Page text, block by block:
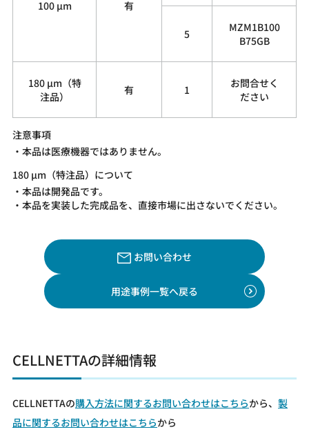
100 µm 有
5
MZM1B100
B75GB
180 µm（特
注品）
有 1
お問合せく
ださい
注意事項
・本品は医療機器ではありません。
180 µm（特注品）について
・本品は開発品です。
・本品を実装した完成品を、直接市場に出さないでください。
お問い合わせ
用途事例一覧へ戻る
CELLNETTAの詳細情報
CELLNETTAの購入方法に関するお問い合わせはこちらから、 製
品に関するお問い合わせはこちらから